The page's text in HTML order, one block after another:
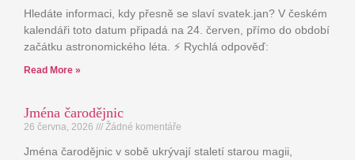
Hledáte informaci, kdy přesně se slaví svatek.jan? V českém
kalendáři toto datum připadá na 24. červen, přímo do období
začátku astronomického léta. ⚡ Rychlá odpověď:
Read More »
Jména čarodějnic
26 června, 2026 Žádné komentáře
Jména čarodějnic v sobě ukrývají staletí starou magii,